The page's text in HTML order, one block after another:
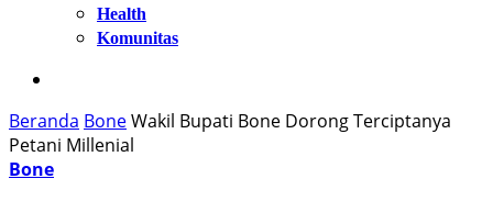
Health
Komunitas
Beranda BoneWakil Bupati Bone Dorong Terciptanya
Petani Millenial
Bone